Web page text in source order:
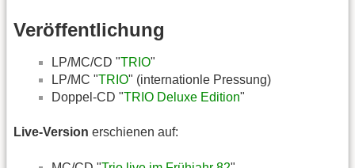
Veröffentlichung
LP/MC/CD "TRIO"
LP/MC "TRIO" (internationle Pressung)
Doppel-CD "TRIO Deluxe Edition"
Live-Version erschienen auf: